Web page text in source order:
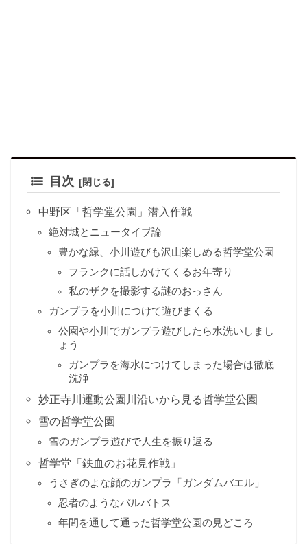
目次
中野区「哲学堂公園」潜入作戦
絶対城とニュータイプ論
豊かな緑、小川遊びも沢山楽しめる哲学堂公園
フランクに話しかけてくるお年寄り
私のザクを撮影する謎のおっさん
ガンプラを小川につけて遊びまくる
公園や小川でガンプラ遊びしたら水洗いしまし
ょう
ガンプラを海水につけてしまった場合は徹底
洗浄
妙正寺川運動公園川沿いから見る哲学堂公園
雪の哲学堂公園
雪のガンプラ遊びで人生を振り返る
哲学堂「鉄血のお花見作戦」
うさぎのよな顔のガンプラ「ガンダムバエル」
忍者のようなバルバトス
年間を通して通った哲学堂公園の見どころ